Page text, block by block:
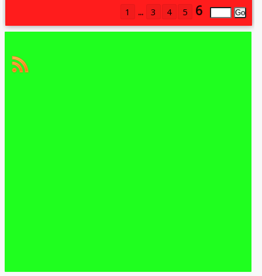
1 ... 3 4 5 6